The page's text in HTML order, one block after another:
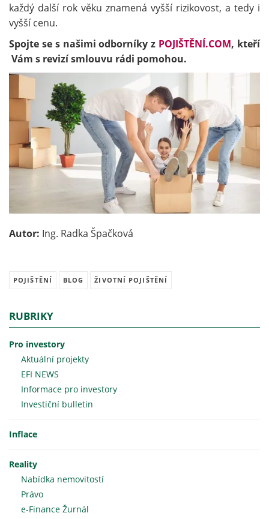
každý další rok věku znamená vyšší rizikovost, a tedy i
vyšší cenu.
Spojte se s našimi odborníky z POJIŠTĚNÍ.COM, kteří
Vám s revizí smlouvu rádi pomohou.
Autor: Ing. Radka Špačková
POJIŠTĚNÍ BLOG ŽIVOTNÍ POJIŠTĚNÍ
RUBRIKY
Pro investory
Aktuální projekty
EFI NEWS
Informace pro investory
Investiční bulletin
Inflace
Reality
Nabídka nemovitostí
Právo
e-Finance Žurnál